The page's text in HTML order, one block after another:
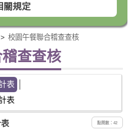
關規定
校園午餐聯合稽查查核
查查核
表
表
點閱數：42